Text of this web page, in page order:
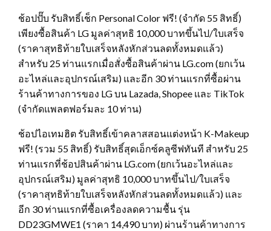
ช้อปปั๊บ รับสิทธิ์เช็ก Personal Color ฟรี! (จำกัด 55 สิทธิ์)
เพียงซื้อสินค้า LG มูลค่าสุทธิ 10,000 บาทขึ้นไป/ใบเสร็จ
(ราคาสุทธิท้ายใบเสร็จหลังหักส่วนลดทั้งหมดแล้ว)
สำหรับ 25 ท่านแรกเมื่อสั่งซื้อสินค้าผ่าน LG.com (ยกเว้น
อะไหล่และอุปกรณ์เสริม) และอีก 30 ท่านแรกที่ซื้อผ่าน
ร้านค้าทางการของ LG บน Lazada, Shopee และ TikTok
(จำกัดแพลตฟอร์มละ 10 ท่าน)
ช้อปไอเทมฮิต รับสิทธิ์เข้าคลาสสอนแต่งหน้า K-Makeup
ฟรี! (รวม 55 สิทธิ์) รับสิทธิ์สุดเอ็กซ์คลูซีฟทันที สำหรับ 25
ท่านแรกที่ช้อปสินค้าผ่าน LG.com (ยกเว้นอะไหล่และ
อุปกรณ์เสริม) มูลค่าสุทธิ 10,000 บาทขึ้นไป/ใบเสร็จ
(ราคาสุทธิท้ายใบเสร็จหลังหักส่วนลดทั้งหมดแล้ว) และ
อีก 30 ท่านแรกที่ซื้อเครื่องลดความชื้น รุ่น
DD23GMWE1 (ราคา 14,490 บาท) ผ่านร้านค้าทางการ